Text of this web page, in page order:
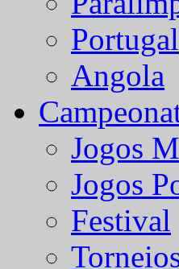
Portugal
Angola
Jogos
Jogos
Festival